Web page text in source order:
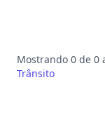
Mostrando 0 de 0
Trânsito